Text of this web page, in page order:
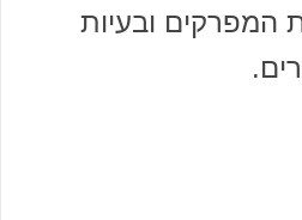
המפרקים ובעיות